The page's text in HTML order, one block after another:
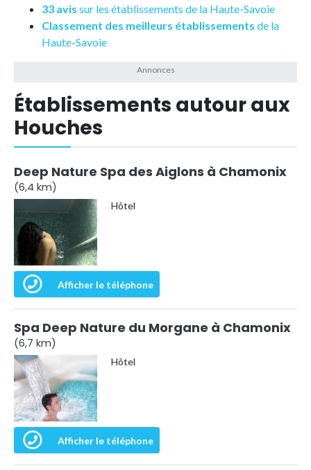
33 avis sur les établissements de la Haute-Savoie
Classement des meilleurs établissements de la
Haute-Savoie
Établissements autour aux
Houches
Deep Nature Spa des Aiglons à Chamonix
(6,4 km)
Hôtel
Afficher le téléphone
Spa Deep Nature du Morgane à Chamonix
(6,7 km)
Hôtel
Afficher le téléphone